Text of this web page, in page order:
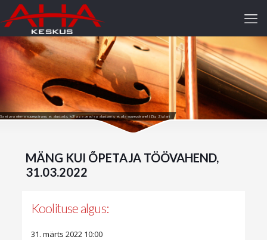
Sa ei pea olema suurepärane, et alustada, küll aga pead sa alustama, et olla suurepärane! (Zig Ziglar)
MÄNG KUI ÕPETAJA TÖÖVAHEND,
31.03.2022
Koolituse algus:
31. märts 2022 10:00